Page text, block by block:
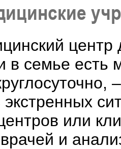
в семье
экстренных
или
врачей и